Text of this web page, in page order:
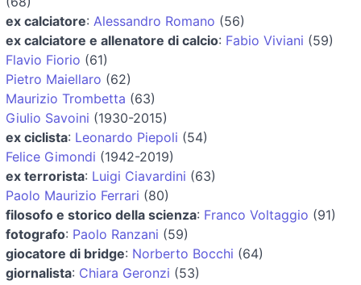
ex calciatore: Alessandro Romano (56)
ex calciatore e allenatore di calcio: Fabio Viviani (59)
Flavio Fiorio (61)
Pietro Maiellaro (62)
Maurizio Trombetta (63)
Giulio Savoini (1930-2015)
ex ciclista: Leonardo Piepoli (54)
Felice Gimondi (1942-2019)
ex terrorista: Luigi Ciavardini (63)
Paolo Maurizio Ferrari (80)
filosofo e storico della scienza: Franco Voltaggio (91)
fotografo: Paolo Ranzani (59)
giocatore di bridge: Norberto Bocchi (64)
giornalista: Chiara Geronzi (53)